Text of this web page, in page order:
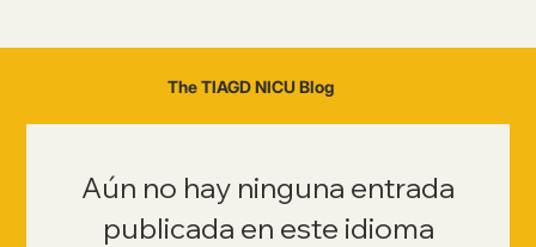
The TIAGD NICU Blog
Aún no hay ninguna entrada
publicada en este idioma